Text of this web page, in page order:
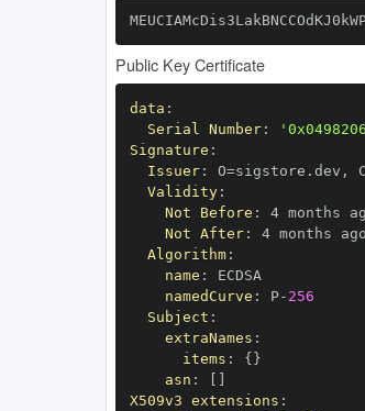
Public Key Certificate
data :
Serial Number:
Signature :
Issuer: O=sigstore.dev ,
Validity:
Not Before : 4 months
Not After: 4 months
Algorithm:
name :
namedCurve : P- 256
Subject :
extraNames :
items : { }
asn :
X509v3 extensions :